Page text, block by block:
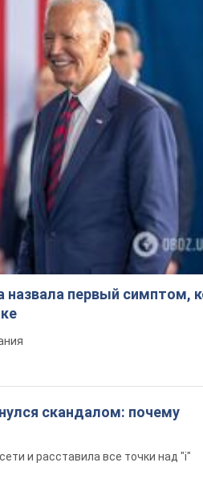
назвала первый симптом,
скандалом: почему
и расставила все точки над "i"